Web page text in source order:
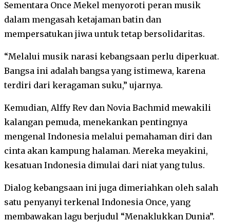
Sementara Once Mekel menyoroti peran musik
dalam mengasah ketajaman batin dan
mempersatukan jiwa untuk tetap bersolidaritas.
“Melalui musik narasi kebangsaan perlu diperkuat.
Bangsa ini adalah bangsa yang istimewa, karena
terdiri dari keragaman suku,” ujarnya.
Kemudian, Alffy Rev dan Novia Bachmid mewakili
kalangan pemuda, menekankan pentingnya
mengenal Indonesia melalui pemahaman diri dan
cinta akan kampung halaman. Mereka meyakini,
kesatuan Indonesia dimulai dari niat yang tulus.
Dialog kebangsaan ini juga dimeriahkan oleh salah
satu penyanyi terkenal Indonesia Once, yang
membawakan lagu berjudul “Menaklukkan Dunia”.